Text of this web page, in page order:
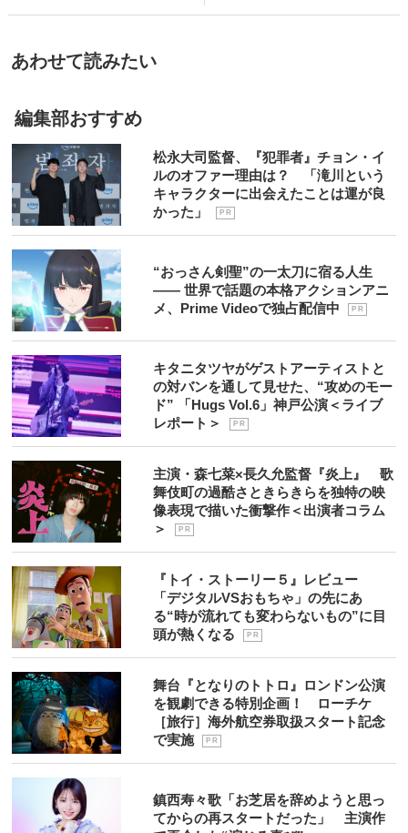
あわせて読みたい
編集部おすすめ
松永大司監督、『犯罪者』チョン・イ
ルのオファー理由は？ 「滝川という
キャラクターに出会えたことは運が良
かった」
P R
“おっさん剣聖”の一太刀に宿る人生
―― 世界で話題の本格アクションアニ
メ、Prime Videoで独占配信中
P R
キタニタツヤがゲストアーティストと
の対バンを通して見せた、“攻めのモー
ド” 「Hugs Vol.6」神戸公演＜ライブ
レポート＞
P R
主演・森七菜×長久允監督『炎上』 歌
舞伎町の過酷さときらきらを独特の映
像表現で描いた衝撃作＜出演者コラム
＞
P R
『トイ・ストーリー５』レビュー
「デジタルVSおもちゃ」の先にあ
る“時が流れても変わらないもの”に目
頭が熱くなる
P R
舞台『となりのトトロ』ロンドン公演
を観劇できる特別企画！ ローチケ
［旅行］海外航空券取扱スタート記念
で実施
P R
鎮西寿々歌「お芝居を辞めようと思っ
てからの再スタートだった」 主演作